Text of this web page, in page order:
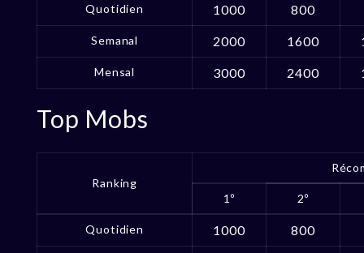
Quotidien 1000 800
Semanal 2000 1600
Mensal 3000 2400
Top Mobs
Ranking
1º 2º
Quotidien 1000 800